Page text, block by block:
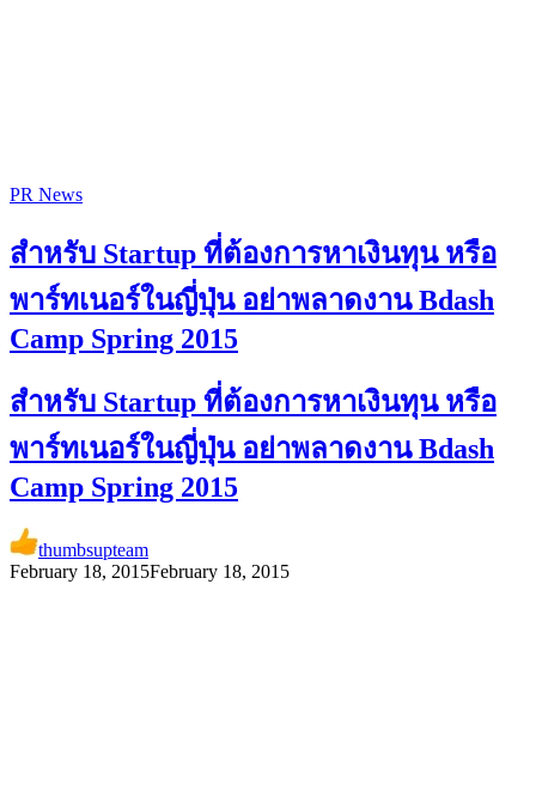
PR News
สำหรับ Startup ที่ต้องการหาเงินทุน หรือ
พาร์ทเนอร์ในญี่ปุ่น อย่าพลาดงาน Bdash
Camp Spring 2015
สำหรับ Startup ที่ต้องการหาเงินทุน หรือ
พาร์ทเนอร์ในญี่ปุ่น อย่าพลาดงาน Bdash
Camp Spring 2015
thumbsupteam
February 18, 2015February 18, 2015